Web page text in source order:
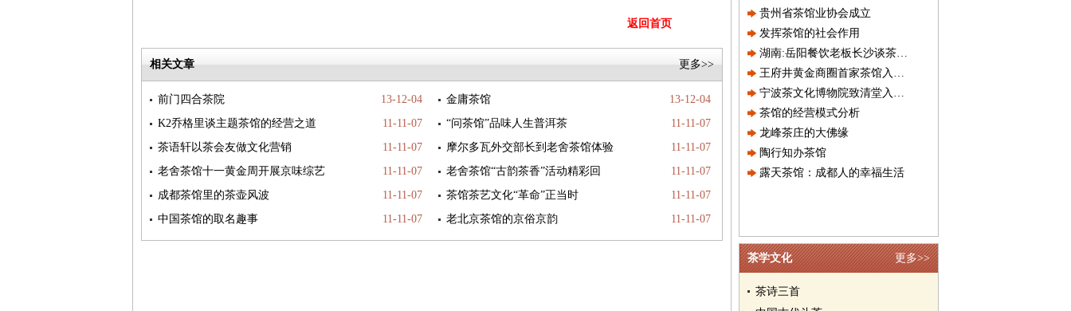
返回首页
更多>>
相关文章
13-12-04
前门四合茶院 13-12-04
金庸茶馆
11-11-07
K2乔格里谈主题茶馆的经营之道 11-11-07
“问茶馆”品味人生普洱茶
11-11-07
茶语轩以茶会友做文化营销 11-11-07
摩尔多瓦外交部长到老舍茶馆体验
11-11-07
老舍茶馆十一黄金周开展京味综艺 11-11-07
老舍茶馆“古韵茶香”活动精彩回
11-11-07
成都茶馆里的茶壶风波 11-11-07
茶馆茶艺文化“革命”正当时
11-11-07
中国茶馆的取名趣事 11-11-07
老北京茶馆的京俗京韵
贵州省茶馆业协会成立
发挥茶馆的社会作用
湖南:岳阳餐饮老板长沙谈茶论道
王府井黄金商圈首家茶馆入驻－－
宁波茶文化博物院致清堂入选全国
茶馆的经营模式分析
龙峰茶庄的大佛缘
陶行知办茶馆
露天茶馆：成都人的幸福生活
更多>>
茶学文化
茶诗三首